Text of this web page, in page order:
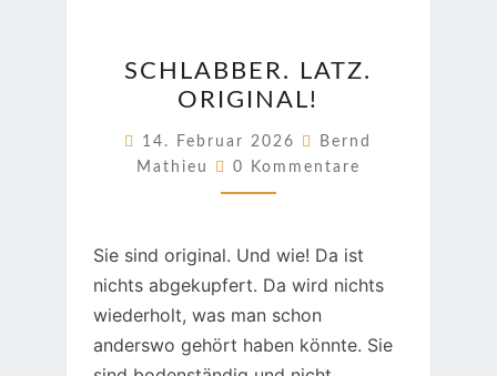
LATZ.
ORIGINAL!
SCHLABBER. LATZ.
ORIGINAL!
14. Februar 2026
Bernd
Mathieu
Kommentare
0 Kommentare
Sie sind original. Und wie! Da ist
nichts abgekupfert. Da wird nichts
wiederholt, was man schon
anderswo gehört haben könnte. Sie